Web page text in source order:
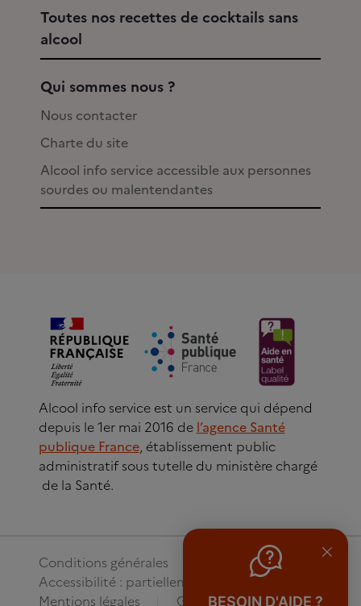
Toutes nos recettes de cocktails sans
alcool
Qui sommes nous ?
Nous contacter
Charte du site
Alcool info service accessible aux personnes
sourdes ou malentendantes
Alcool info service est un service qui dépend
depuis le 1er mai 2016 de l’agence Santé
publique France, établissement public
administratif sous tutelle du ministère chargé
de la Santé.
Conditions générales
Accessibilité : partiellement conforme
Mentions légales
Gestion des cookies
BESOIN D'AIDE ?